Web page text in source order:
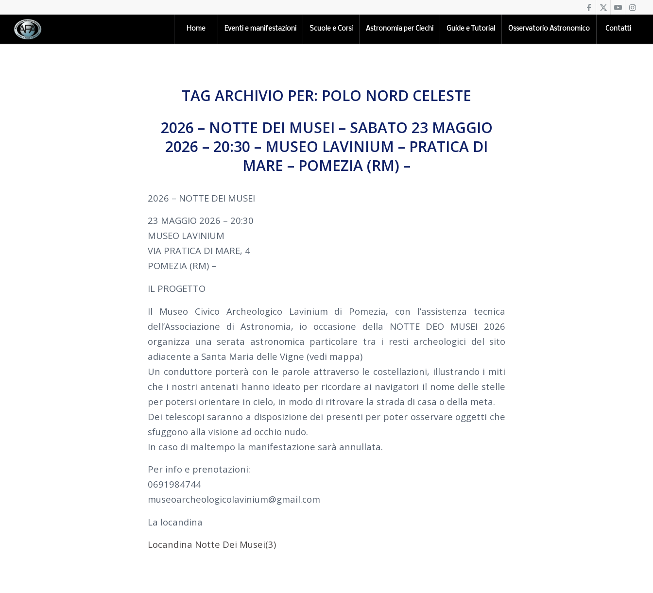
Home Eventi e manifestazioni Scuole e Corsi Astronomia per Ciechi Guide e Tutorial Osservatorio Astronomico Contatti
TAG ARCHIVIO PER: POLO NORD CELESTE
2026 – NOTTE DEI MUSEI – SABATO 23 MAGGIO
2026 – 20:30 – MUSEO LAVINIUM – PRATICA DI
MARE – POMEZIA (RM) –
2026 – NOTTE DEI MUSEI
23 MAGGIO 2026 – 20:30
MUSEO LAVINIUM
VIA PRATICA DI MARE, 4
POMEZIA (RM) –
IL PROGETTO
Il Museo Civico Archeologico Lavinium di Pomezia, con l’assistenza tecnica
dell’Associazione di Astronomia, io occasione della NOTTE DEO MUSEI 2026
organizza una serata astronomica particolare tra i resti archeologici del sito
adiacente a Santa Maria delle Vigne (vedi mappa)
Un conduttore porterà con le parole attraverso le costellazioni, illustrando i miti
che i nostri antenati hanno ideato per ricordare ai navigatori il nome delle stelle
per potersi orientare in cielo, in modo di ritrovare la strada di casa o della meta.
Dei telescopi saranno a disposizione dei presenti per poter osservare oggetti che
sfuggono alla visione ad occhio nudo.
In caso di maltempo la manifestazione sarà annullata.
Per info e prenotazioni:
0691984744
museoarcheologicolavinium@gmail.com
La locandina
Locandina Notte Dei Musei(3)